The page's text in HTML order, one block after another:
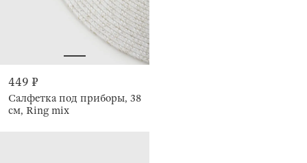
449 ₽
Салфетка под приборы, 38
см, Ring mix